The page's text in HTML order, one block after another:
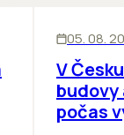
05. 08.
V
počas